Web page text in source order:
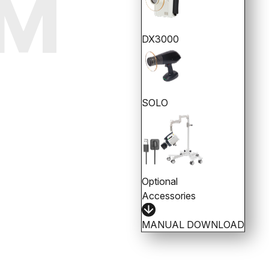
DX3000
SOLO
Optional
Accessories
MANUAL DOWNLOAD